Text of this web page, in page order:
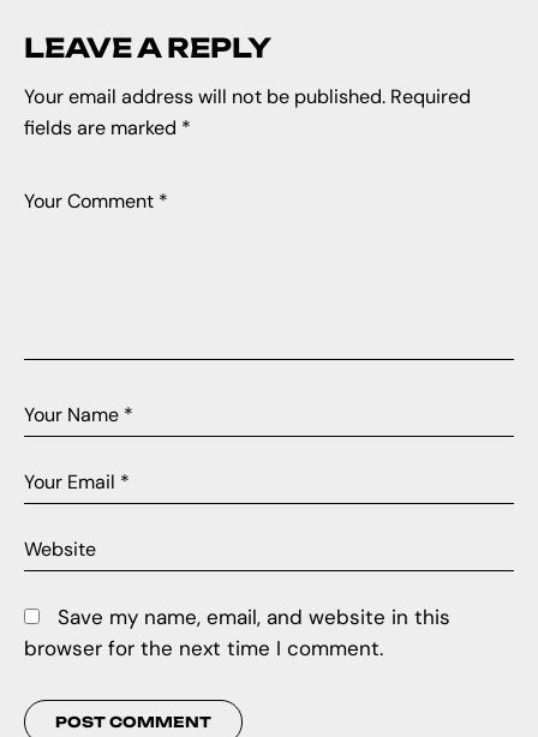
LEAVE A REPLY
Your email address will not be published. Required
fields are marked *
Save my name, email, and website in this
browser for the next time I comment.